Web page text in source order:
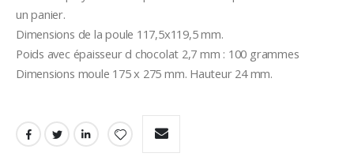
un panier.
Dimensions de la poule 117,5x119,5 mm.
Poids avec épaisseur d chocolat 2,7 mm : 100 grammes
Dimensions moule 175 x 275 mm. Hauteur 24 mm.